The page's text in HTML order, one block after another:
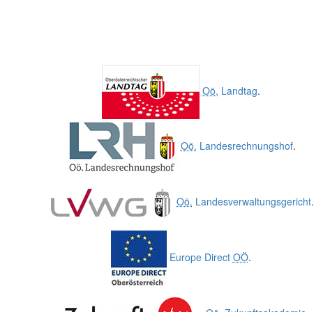
Oö. Landtag.
Oö. Landesrechnungshof.
Oö. Landesverwaltungsgericht.
Europe Direct OÖ.